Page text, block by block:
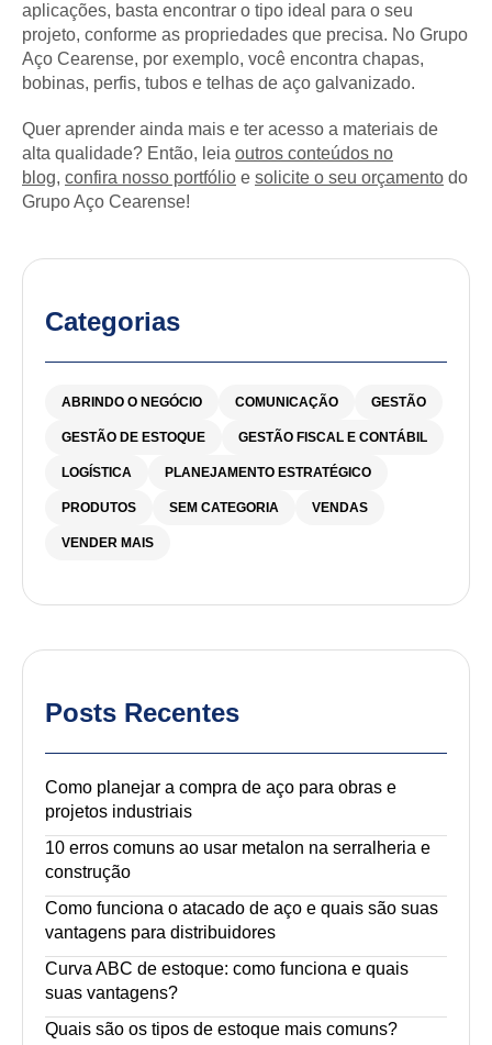
aplicações, basta encontrar o tipo ideal para o seu
projeto, conforme as propriedades que precisa. No Grupo
Aço Cearense, por exemplo, você encontra chapas,
bobinas, perfis, tubos e telhas de aço galvanizado.
Quer aprender ainda mais e ter acesso a materiais de
alta qualidade? Então, leia outros conteúdos no
blog, confira nosso portfólio e solicite o seu orçamento do
Grupo Aço Cearense!
Categorias
ABRINDO O NEGÓCIO COMUNICAÇÃO GESTÃO
GESTÃO DE ESTOQUE GESTÃO FISCAL E CONTÁBIL
LOGÍSTICA PLANEJAMENTO ESTRATÉGICO
PRODUTOS SEM CATEGORIA VENDAS
VENDER MAIS
Posts Recentes
Como planejar a compra de aço para obras e
projetos industriais
10 erros comuns ao usar metalon na serralheria e
construção
Como funciona o atacado de aço e quais são suas
vantagens para distribuidores
Curva ABC de estoque: como funciona e quais
suas vantagens?
Quais são os tipos de estoque mais comuns?